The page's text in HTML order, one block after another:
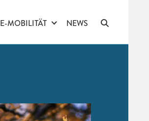
E-MOBILITÄT NEWS